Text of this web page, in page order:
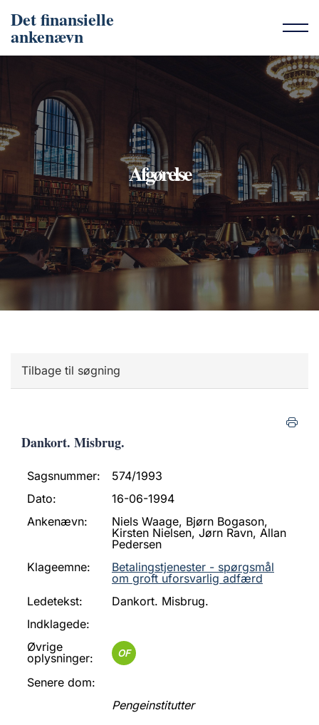
Det finansielle
ankenævn
Afgørelse
Tilbage til søgning
Dankort. Misbrug.
Sagsnummer:
574/1993
Dato:
16-06-1994
Ankenævn:
Niels Waage, Bjørn Bogason,
Kirsten Nielsen, Jørn Ravn, Allan
Pedersen
Klageemne:
Betalingstjenester - spørgsmål
om groft uforsvarlig adfærd
Ledetekst:
Dankort. Misbrug.
Indklagede:
Øvrige
oplysninger:
OF
Senere dom:
Pengeinstitutter